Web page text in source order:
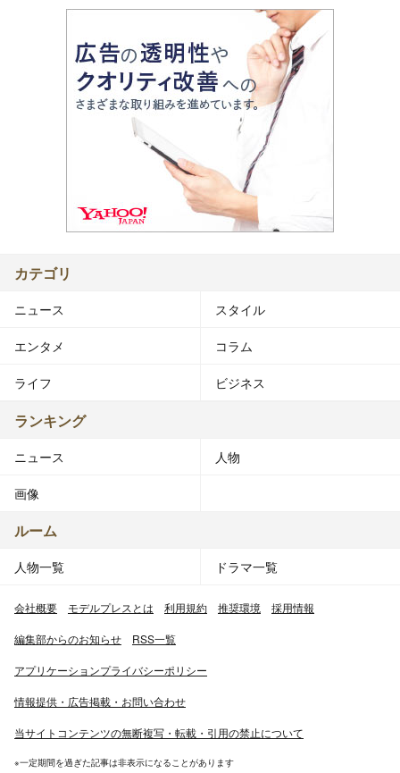
カテゴリ
ニュース スタイル
エンタメ コラム
ライフ ビジネス
ランキング
ニュース 人物
画像
ルーム
人物一覧 ドラマ一覧
会社概要 モデルプレスとは 利用規約 推奨環境 採用情報
編集部からのお知らせ RSS一覧
アプリケーションプライバシーポリシー
情報提供・広告掲載・お問い合わせ
当サイトコンテンツの無断複写・転載・引用の禁止について
※一定期間を過ぎた記事は非表示になることがあります